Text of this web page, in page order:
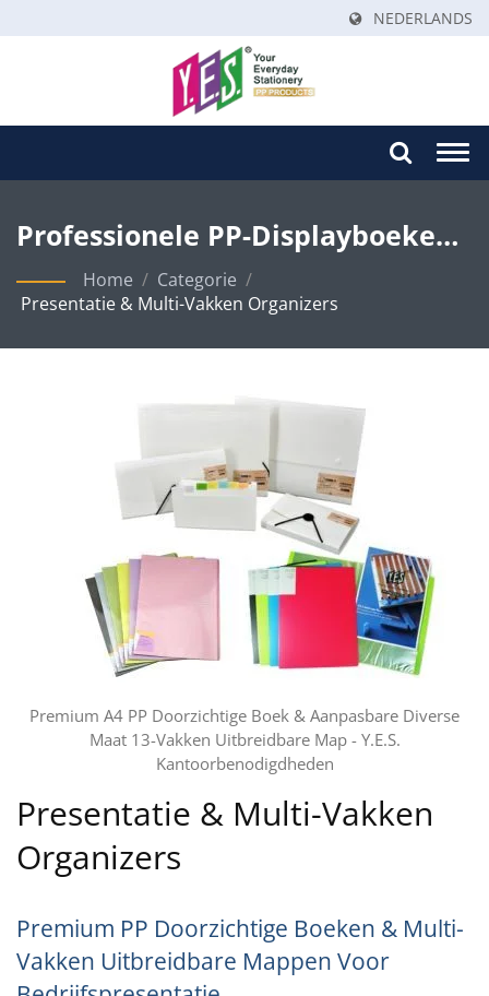
NEDERLANDS
Professionele PP-Displayboeken
& Multi-Pocket Uitvouwbare
Mappen Voor Systematisch
Home / Categorie /
Presentatie & Multi-Vakken Organizers
Premium A4 PP Doorzichtige Boek & Aanpasbare Diverse
Maat 13-Vakken Uitbreidbare Map - Y.E.S.
Kantoorbenodigdheden
Presentatie & Multi-Vakken
Organizers
Premium PP Doorzichtige Boeken & Multi-
Vakken Uitbreidbare Mappen Voor